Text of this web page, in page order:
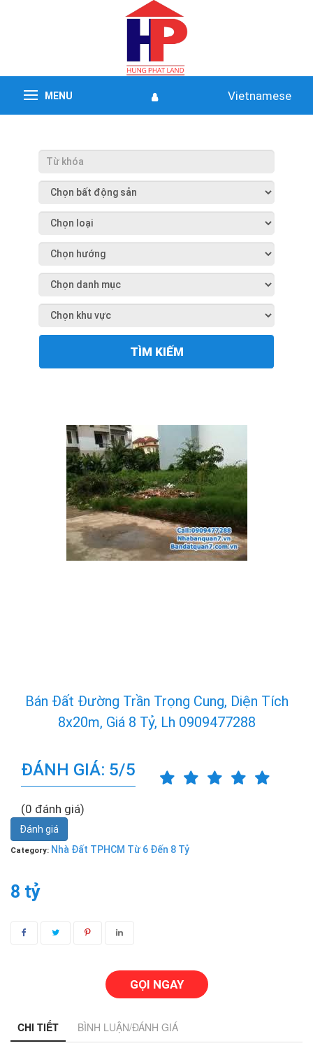
MENU Vietnamese
TÌM KIẾM
Bán Đất Đường Trần Trọng Cung, Diện Tích
8x20m, Giá 8 Tỷ, Lh 0909477288
ĐÁNH GIÁ: 5/5
(0 đánh giá)
Đánh giá
Category: Nhà Đất TPHCM Từ 6 Đến 8 Tỷ
8 tỷ
GỌI NGAY
CHI TIẾT BÌNH LUẬN/ĐÁNH GIÁ